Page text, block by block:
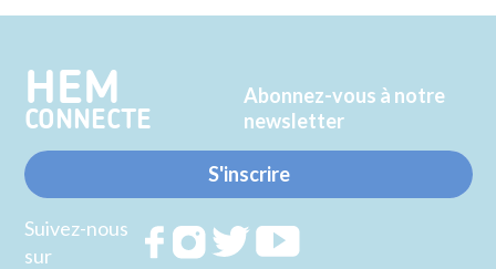
Twitter
Facebook
HEM
CONNECTE
Abonnez-vous à notre
newsletter
S'inscrire
Suivez-nous
sur
RejoignezRejoignezRejoignez